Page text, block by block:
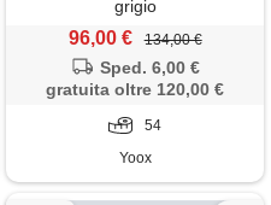
grigio
96,00 € 134,00 €
Sped. 6,00 €
gratuita oltre 120,00 €
54
Yoox